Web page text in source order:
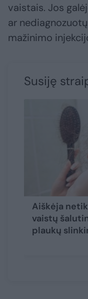
vaistais. Jos
ar
mažinimo
Susiję
Aiškėja
vaistų
plaukų